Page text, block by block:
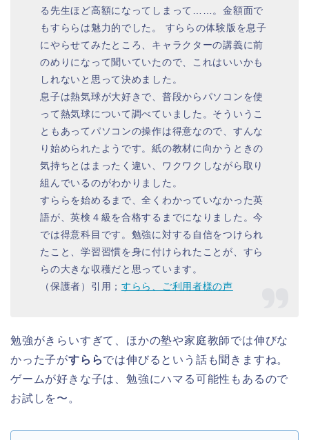
る先生ほど高額になってしまって……。金額面で
もすららは魅力的でした。 すららの体験版を息子
にやらせてみたところ、キャラクターの講義に前
のめりになって聞いていたので、これはいいかも
しれないと思って決めました。
息子は熱気球が大好きで、普段からパソコンを使
って熱気球について調べていました。そういうこ
ともあってパソコンの操作は得意なので、すんな
り始められたようです。紙の教材に向かうときの
気持ちとはまったく違い、ワクワクしながら取り
組んでいるのがわかりました。
すららを始めるまで、全くわかっていなかった英
語が、英検４級を合格するまでになりました。今
では得意科目です。勉強に対する自信をつけられ
たこと、学習習慣を身に付けられたことが、すら
らの大きな収穫だと思っています。
（保護者）引用； すらら、ご利用者様の声
勉強がきらいすぎて、ほかの塾や家庭教師では伸びな
かった子がすららでは伸びるという話も聞きますね。
ゲームが好きな子は、勉強にハマる可能性もあるので
お試しを〜。